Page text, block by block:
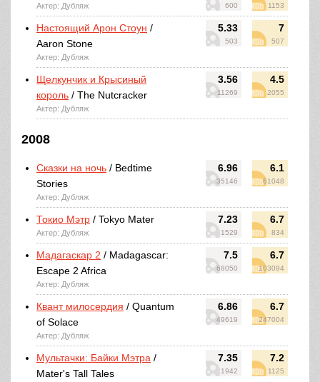
600 1153
Актер: Дубляж
5.33
503
7
507
Настоящий Арон Стоун /
Aaron Stone
Актер: Дубляж
3.56
11269
4.5
2055
Щелкунчик и Крысиный
король / The Nutcracker
Актер: Дубляж
2008
6.96
35146
6.1
61048
Сказки на ночь / Bedtime
Stories
Актер: Дубляж
7.23
1529
6.7
834
Токио Мэтр / Tokyo Mater
Актер: Дубляж
7.5
68050
6.7
103094
Мадагаскар 2 / Madagascar:
Escape 2 Africa
Актер: Дубляж
6.86
49619
6.7
247004
Квант милосердия / Quantum
of Solace
Актер: Дубляж
7.35
1942
7.2
1125
Мультачки: Байки Мэтра /
Mater's Tall Tales